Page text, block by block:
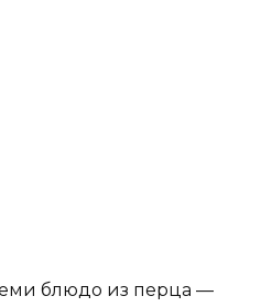
блюдо из перца —